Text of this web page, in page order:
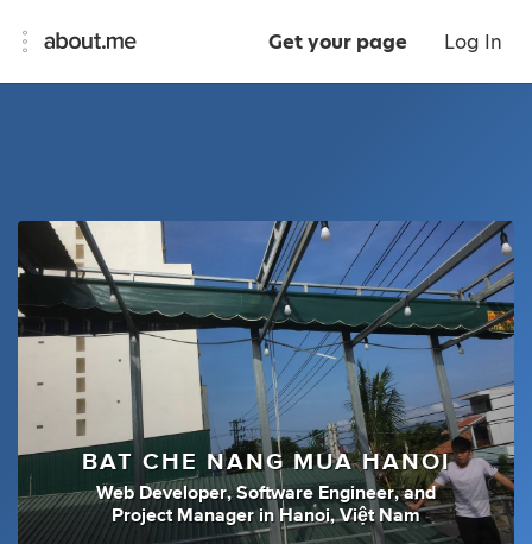
Get your page Log In
BAT CHE NANG MUA HANOI
Web Developer, Software Engineer, and
Project Manager inHanoi, Việt Nam